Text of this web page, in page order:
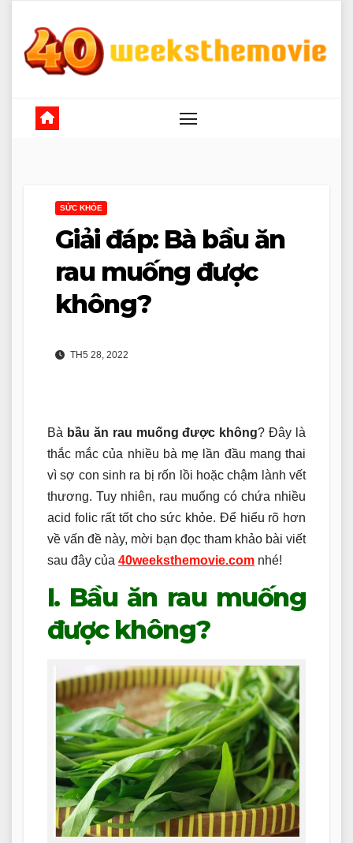
content
SỨC KHỎE
Giải đáp: Bà bầu ăn
rau muống được
không?
TH5 28, 2022
Bà bầu ăn rau muống được không? Đây là
thắc mắc của nhiều bà mẹ lần đầu mang thai
vì sợ con sinh ra bị rốn lồi hoặc chậm lành vết
thương. Tuy nhiên, rau muống có chứa nhiều
acid folic rất tốt cho sức khỏe. Để hiểu rõ hơn
về vấn đề này, mời bạn đọc tham khảo bài viết
sau đây của 40weeksthemovie.com nhé!
I. Bầu ăn rau muống
được không?